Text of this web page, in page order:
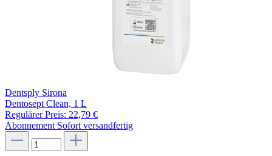
Dentsply Sirona
Dentosept Clean, 1 L
Regulärer Preis: 22,79 €
Abonnement Sofort versandfertig